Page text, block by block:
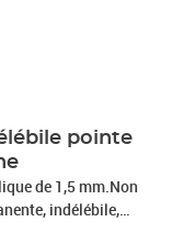
pointe
de 1,5 mm.Non
indélébile,